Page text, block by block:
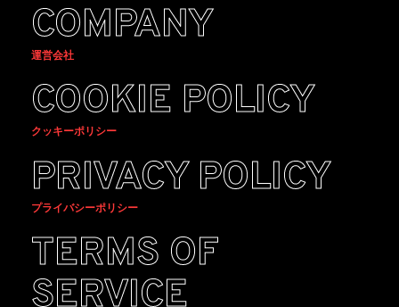
COMPANY
運営会社
COOKIE POLICY
クッキーポリシー
PRIVACY POLICY
プライバシーポリシー
TERMS OF
SERVICE